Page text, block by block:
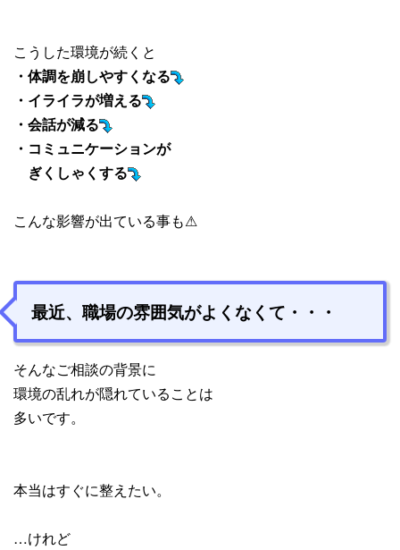
こうした環境が続くと
・体調を崩しやすくなる
・イライラが増える
・会話が減る
・コミュニケーションが
ぎくしゃくする
こんな影響が出ている事も⚠
最近、職場の雰囲気がよくなくて・・・
そんなご相談の背景に
環境の乱れが隠れていることは
多いです。
本当はすぐに整えたい。
…けれど